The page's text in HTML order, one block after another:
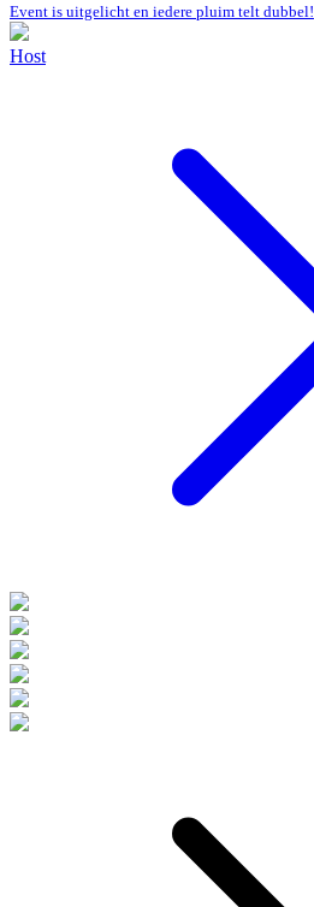
Event is uitgelicht en iedere pluim telt dubbel!
Host